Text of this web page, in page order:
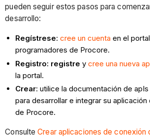
pueden seguir estos pasos para
desarrollo:
Regístrese:cree un cuenta en el
programadores de Procore.
Registro: registre ycree una nueva
la portal.
Crear: utilice la documentación de
para desarrollar e integrar su
de Procore.
ConsulteCrear aplicaciones de conexión